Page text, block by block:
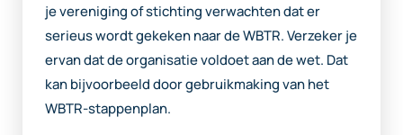
je vereniging of stichting verwachten dat er
serieus wordt gekeken naar de WBTR. Verzeker je
ervan dat de organisatie voldoet aan de wet. Dat
kan bijvoorbeeld door gebruikmaking van het
WBTR-stappenplan.